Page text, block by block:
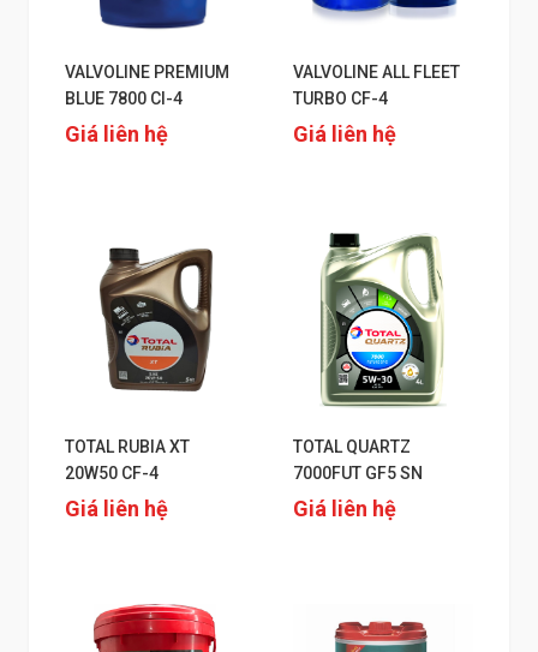
VALVOLINE PREMIUM
BLUE 7800 CI-4
Giá liên hệ
VALVOLINE ALL FLEET
TURBO CF-4
Giá liên hệ
TOTAL RUBIA XT
20W50 CF-4
Giá liên hệ
TOTAL QUARTZ
7000FUT GF5 SN
Giá liên hệ